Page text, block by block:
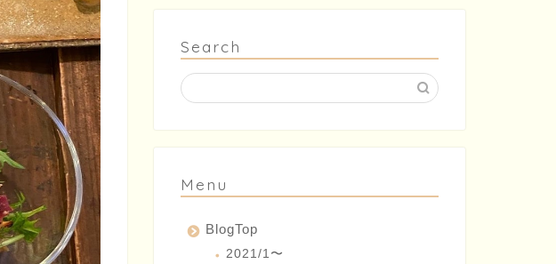
Search
Menu
BlogTop
2021/1〜